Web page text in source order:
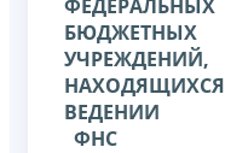
ФЕДЕРАЛЬНЫХ
БЮДЖЕТНЫХ
УЧРЕЖДЕНИЙ,
НАХОДЯЩИХСЯ
ВЕДЕНИИ
ФНС